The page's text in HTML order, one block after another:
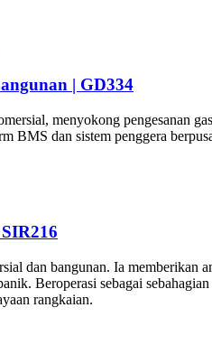
| GD334
menyokong pengesanan
BMS dan sistem penggera
dan bangunan. Ia memberikan
Beroperasi sebagai
rangkaian.